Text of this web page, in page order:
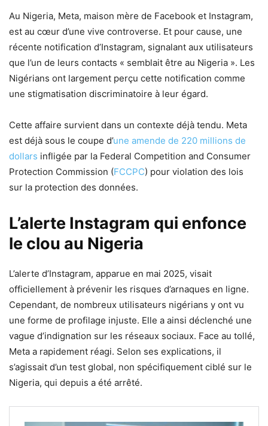
Au Nigeria, Meta, maison mère de Facebook et Instagram,
est au cœur d’une vive controverse. Et pour cause, une
récente notification d’Instagram, signalant aux utilisateurs
que l’un de leurs contacts « semblait être au Nigeria ». Les
Nigérians ont largement perçu cette notification comme
une stigmatisation discriminatoire à leur égard.
Cette affaire survient dans un contexte déjà tendu. Meta
est déjà sous le coupe d’une amende de 220 millions de
dollars infligée par la Federal Competition and Consumer
Protection Commission (FCCPC) pour violation des lois
sur la protection des données.
L’alerte Instagram qui enfonce
le clou au Nigeria
L’alerte d’Instagram, apparue en mai 2025, visait
officiellement à prévenir les risques d’arnaques en ligne.
Cependant, de nombreux utilisateurs nigérians y ont vu
une forme de profilage injuste. Elle a ainsi déclenché une
vague d’indignation sur les réseaux sociaux. Face au tollé,
Meta a rapidement réagi. Selon ses explications, il
s’agissait d’un test global, non spécifiquement ciblé sur le
Nigeria, qui depuis a été arrêté.